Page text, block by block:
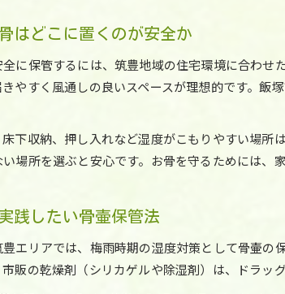
添田町や
ペット火
カビを防
密閉式骨
ペット火
はどこに置くのが安全か
に保管するには、筑豊地域の住宅環境に合わ
やすく風通しの良いスペースが理想的です。
下収納、押し入れなど湿度がこもりやすい場
場所を選ぶと安心です。お骨を守るためには、
践したい骨壷保管法
エリアでは、梅雨時期の湿度対策として骨壷
販の乾燥剤（シリカゲルや除湿剤）は、ドラッ